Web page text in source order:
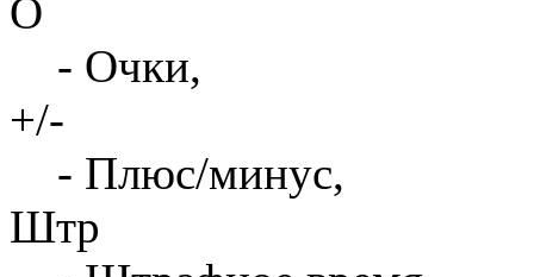
О
- Очки,
+/-
- Плюс/минус,
Штр